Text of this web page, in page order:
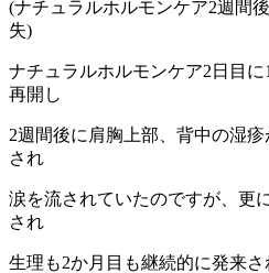
(ナチュラルホルモンケア2週間
失)
ナチュラルホルモンケア2日目
再開し
2週間後に肩胸上部、背中の湿
され
涙を流されていたのですが、更
され
生理も2か月目も継続的に発来さ